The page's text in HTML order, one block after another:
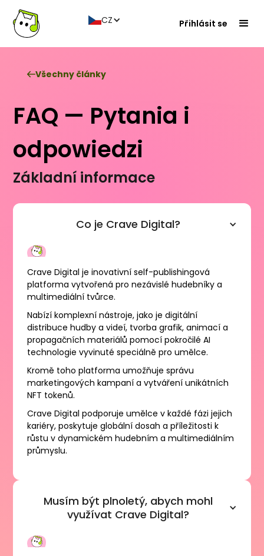
CZ Přihlásit se
Všechny články
FAQ — Pytania i
odpowiedzi
Základní informace
Co je Crave Digital?
Crave Digital je inovativní self-publishingová
platforma vytvořená pro nezávislé hudebníky a
multimediální tvůrce.
Nabízí komplexní nástroje, jako je digitální
distribuce hudby a videí, tvorba grafik, animací a
propagačních materiálů pomocí pokročilé AI
technologie vyvinuté speciálně pro umělce.
Kromě toho platforma umožňuje správu
marketingových kampaní a vytváření unikátních
NFT tokenů.
Crave Digital podporuje umělce v každé fázi jejich
kariéry, poskytuje globální dosah a příležitosti k
růstu v dynamickém hudebním a multimediálním
průmyslu.
Musím být plnoletý, abych mohl
využívat Crave Digital?